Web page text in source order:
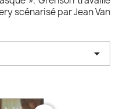
scénarisé par Jean Van
